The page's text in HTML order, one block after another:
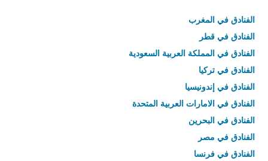
الفنادق في المغرب
الفنادق في قطر
الفنادق في المملكة العربية السعودية
الفنادق في تركيا
الفنادق في إندونيسيا
الفنادق في الامارات العربية المتحدة
الفنادق في البحرين
الفنادق في مصر
الفنادق في فرنسا